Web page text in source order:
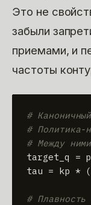
Это не
забыли
приемами, и
частоты
#
# Политика-
# Между
tau = kp *
#